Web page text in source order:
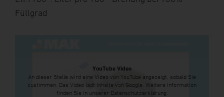
Füllgrad
YouTube Video
An dieser Stelle wird eine Video von YouTube angezeigt, sobald Sie
zustimmen. Das Video lädt Inhalte von Google. Weitere Information
finden Sie in unserer Datenschutzerklärung.